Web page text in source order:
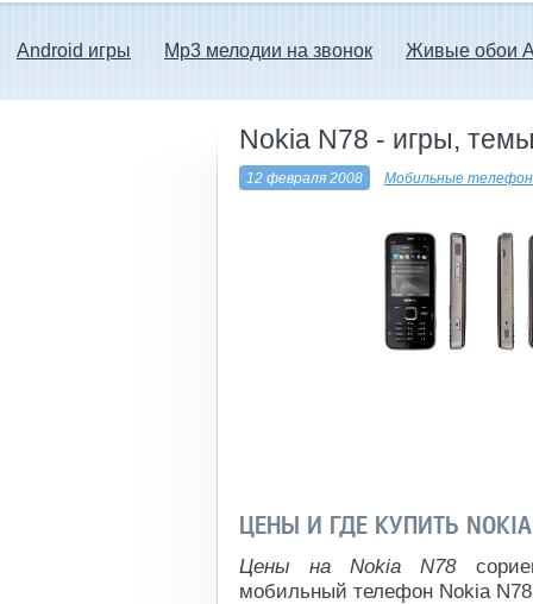
Android игры Mp3 мелодии на звонок Живые обои
Nokia N78 - игры,
12 февраля 2008 Мобильные
ЦЕНЫ И ГДЕ КУПИТЬ
Цены на Nokia N78
мобильный телефон Nokia